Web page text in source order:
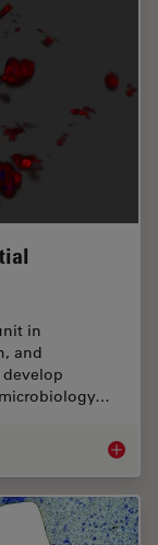
in
and
develop